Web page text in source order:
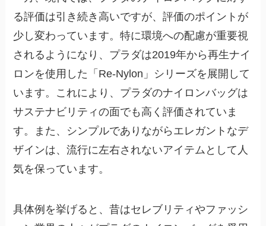
る評価は引き続き高いですが、評価のポイントが
少し変わっています。特に環境への配慮が重要視
されるようになり、プラダは2019年から再生ナイ
ロンを使用した「Re-Nylon」シリーズを展開して
います。これにより、プラダのナイロンバッグは
サステナビリティの面でも高く評価されていま
す。また、シンプルでありながらエレガントなデ
ザインは、流行に左右されないアイテムとして人
気を保っています。
具体例を挙げると、昔はセレブリティやファッシ